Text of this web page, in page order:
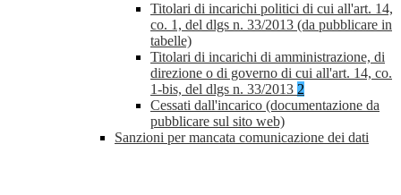
Titolari di incarichi politici di cui all'art. 14,
co. 1, del dlgs n. 33/2013 (da pubblicare in
tabelle)
Titolari di incarichi di amministrazione, di
direzione o di governo di cui all'art. 14, co.
1-bis, del dlgs n. 33/2013 2
Cessati dall'incarico (documentazione da
pubblicare sul sito web)
Sanzioni per mancata comunicazione dei dati